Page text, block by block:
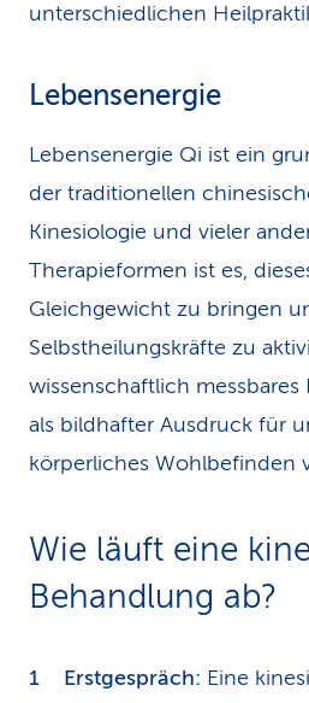
unterschiedlichen
Lebensenergie
Lebensenergie Qi ist ein
der traditionellen
Kinesiologie und vieler
Therapieformen ist es,
Gleichgewicht zu bringen
Selbstheilungskräfte zu
wissenschaftlich messbares
als bildhafter Ausdruck für
körperliches Wohlbefinden
Wie läuft eine
Behandlung ab?
Erstgespräch: Eine